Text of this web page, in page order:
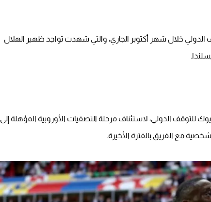
خلال شهر أكتوبر الجاري، والتي شهدت تواجد ظهير الهلال
للتوقف الدولي، لاستئناف مرحلة التصفيات الأوروبية المؤهلة إلى